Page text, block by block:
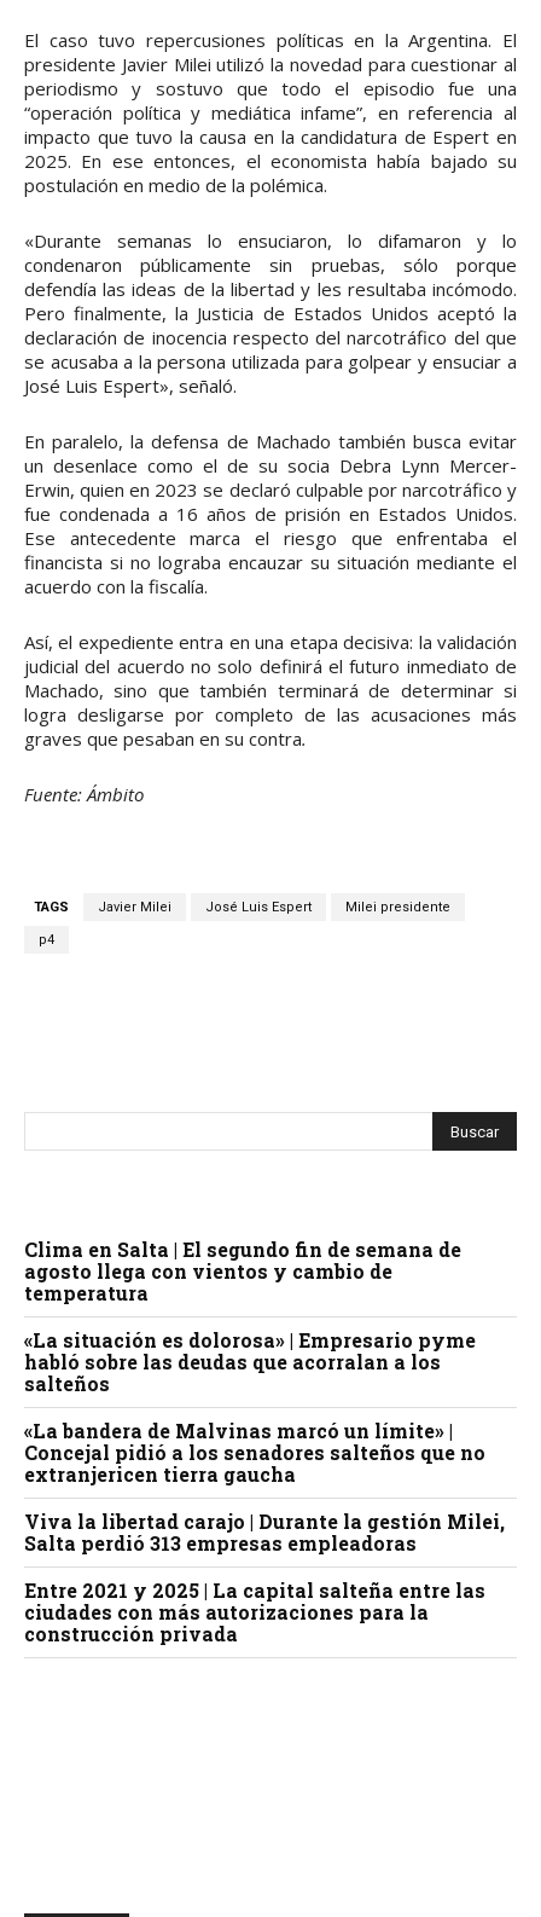
El caso tuvo repercusiones políticas en la Argentina. El
presidente Javier Milei utilizó la novedad para cuestionar al
periodismo y sostuvo que todo el episodio fue una
“operación política y mediática infame”, en referencia al
impacto que tuvo la causa en la candidatura de Espert en
2025. En ese entonces, el economista había bajado su
postulación en medio de la polémica.
«Durante semanas lo ensuciaron, lo difamaron y lo
condenaron públicamente sin pruebas, sólo porque
defendía las ideas de la libertad y les resultaba incómodo.
Pero finalmente, la Justicia de Estados Unidos aceptó la
declaración de inocencia respecto del narcotráfico del que
se acusaba a la persona utilizada para golpear y ensuciar a
José Luis Espert», señaló.
En paralelo, la defensa de Machado también busca evitar
un desenlace como el de su socia Debra Lynn Mercer-
Erwin, quien en 2023 se declaró culpable por narcotráfico y
fue condenada a 16 años de prisión en Estados Unidos.
Ese antecedente marca el riesgo que enfrentaba el
financista si no lograba encauzar su situación mediante el
acuerdo con la fiscalía.
Así, el expediente entra en una etapa decisiva: la validación
judicial del acuerdo no solo definirá el futuro inmediato de
Machado, sino que también terminará de determinar si
logra desligarse por completo de las acusaciones más
graves que pesaban en su contra.
Fuente: Ámbito
TAGS Javier Milei José Luis Espert Milei presidente
p4
Clima en Salta | El segundo fin de semana de
agosto llega con vientos y cambio de
temperatura
«La situación es dolorosa» | Empresario pyme
habló sobre las deudas que acorralan a los
salteños
«La bandera de Malvinas marcó un límite» |
Concejal pidió a los senadores salteños que no
extranjericen tierra gaucha
Viva la libertad carajo | Durante la gestión Milei,
Salta perdió 313 empresas empleadoras
Entre 2021 y 2025 | La capital salteña entre las
ciudades con más autorizaciones para la
construcción privada